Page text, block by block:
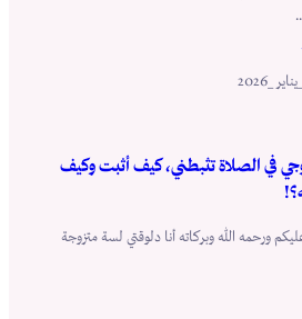
في الصلاة تثبطني، كيف أثبت وكيف
ورحمه الله وبركاته أنا دلوقتي لسة متزوجة